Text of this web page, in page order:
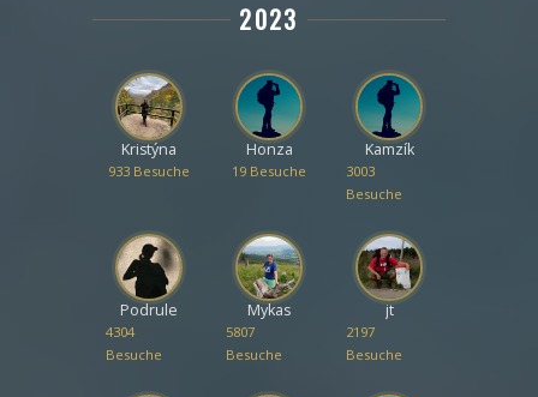
2023
Kristýna
933 Besuche
Honza
19 Besuche
Kamzík
3003
Besuche
Podrule
4304
Besuche
Mykas
5807
Besuche
jt
2197
Besuche